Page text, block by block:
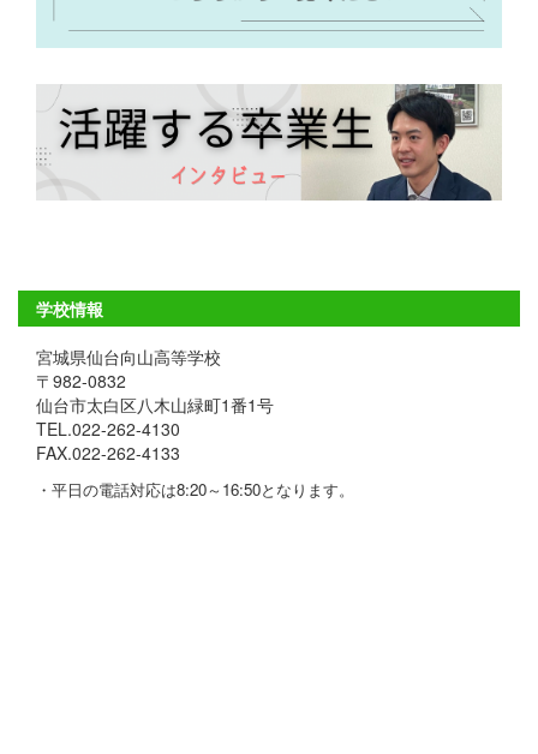
学校情報
宮城県仙台向山高等学校
〒982-0832
仙台市太白区八木山緑町1番1号
TEL.022-262-4130
FAX.022-262-4133
・平日の電話対応は8:20～16:50となります。